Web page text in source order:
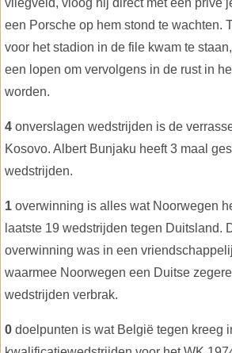
een Porsche op hem stond te wachten.
voor het stadion in de file kwam te
een lopen om vervolgens in de rust in
worden.
4 onverslagen wedstrijden is de
Kosovo. Albert Bunjaku heeft 3 maal
wedstrijden.
1 overwinning is alles wat Noorwegen
laatste 19 wedstrijden tegen Duitsland.
overwinning was in een
waarmee Noorwegen een Duitse
wedstrijden verbrak.
0 doelpunten is wat België tegen kreeg